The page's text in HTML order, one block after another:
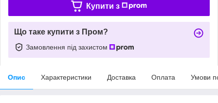
Купити з
Що таке купити з Пром?
Замовлення під захистом
Опис Характеристики Доставка Оплата Умови